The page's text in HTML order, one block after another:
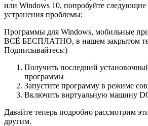
или Windows 10, попробуйте следующие
устранения проблемы:
Программы для Windows, мобильные
ВСЁ БЕСПЛАТНО, в нашем закрытом
Подписывайтесь:)
Получить последний
программы
Запустите программу в режиме
Включить виртуальную машину
Давайте теперь подробно рассмотрим
другим.